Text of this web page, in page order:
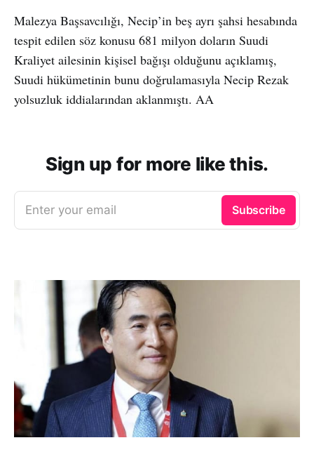
Malezya Başsavcılığı, Necip’in beş ayrı şahsi hesabında
tespit edilen söz konusu 681 milyon doların Suudi
Kraliyet ailesinin kişisel bağışı olduğunu açıklamış,
Suudi hükümetinin bunu doğrulamasıyla Necip Rezak
yolsuzluk iddialarından aklanmıştı. AA
Sign up for more like this.
Enter your email Subscribe